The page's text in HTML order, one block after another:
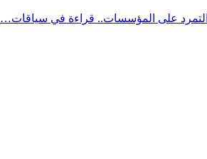
على المؤسسات.. قراءة في سياقات…